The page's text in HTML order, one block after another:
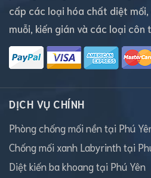
cấp các loại hóa chất diệt
muỗi, kiến gián và các loại côn
DỊCH VỤ CHÍNH
Phòng chống mối nền tại Phú
Chống mối xanh Labyrinth tại
Diệt kiến ba khoang tại Phú Yên